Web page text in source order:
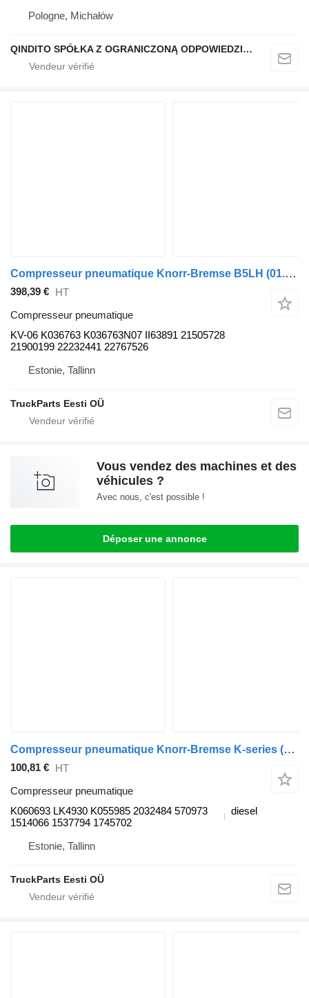
Pologne, Michałów
QINDITO SPÓŁKA Z OGRANICZONĄ ODPOWIEDZIALNOŚCIĄ
Compresseur pneumatique Knorr-Bremse B5LH (01.08-) KV-06 pour bus Volvo B5LH, B0E (2008-)
398,39 € HT
Compresseur pneumatique
KV-06 K036763 K036763N07 II63891 21505728
21900199 22232441 22767526
Estonie, Tallinn
TruckParts Eesti OÜ
Vous vendez des machines et des
véhicules ?
Avec nous, c'est possible !
Déposer une annonce
Compresseur pneumatique Knorr-Bremse K-series (01.06-) K060693 pour Scania K,N,F-series bus (2006-)
100,81 € HT
Compresseur pneumatique
K060693 LK4930 K055985 2032484 570973
1514066 1537794 1745702
diesel
Estonie, Tallinn
TruckParts Eesti OÜ